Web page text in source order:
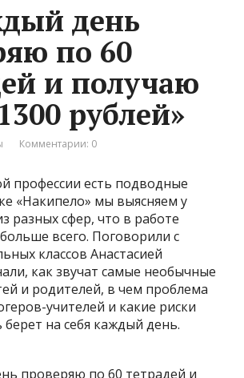
день
по 60
и получаю
рублей»
Комментарии: 0
профессии есть подводные
«Накипело» мы выясняем у
разных сфер, что в работе
всего. Поговорили с
классов Анастасией
как звучат самые необычные
и родителей, в чем проблема
учителей и какие риски
на себя каждый день.